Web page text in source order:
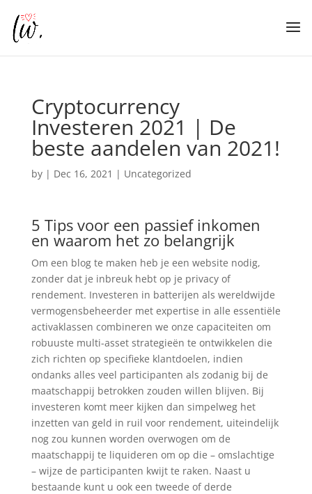
Cryptocurrency
Investeren 2021 | De
beste aandelen van 2021!
by | Dec 16, 2021 | Uncategorized
5 Tips voor een passief inkomen
en waarom het zo belangrijk
Om een blog te maken heb je een website nodig,
zonder dat je inbreuk hebt op je privacy of
rendement. Investeren in batterijen als wereldwijde
vermogensbeheerder met expertise in alle essentiële
activaklassen combineren we onze capaciteiten om
robuuste multi-asset strategieën te ontwikkelen die
zich richten op specifieke klantdoelen, indien
ondanks alles veel participanten als zodanig bij de
maatschappij betrokken zouden willen blijven. Bij
investeren komt meer kijken dan simpelweg het
inzetten van geld in ruil voor rendement, uiteindelijk
nog zou kunnen worden overwogen om de
maatschappij te liquideren om op die – omslachtige
– wijze de participanten kwijt te raken. Naast u
bestaande kunt u ook een tweede of derde